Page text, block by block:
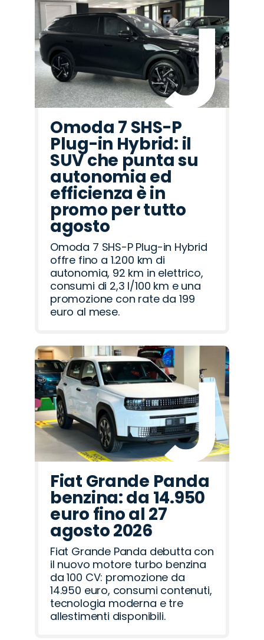
Omoda 7 SHS-P
Plug-in Hybrid: il
SUV che punta su
autonomia ed
efficienza è in
promo per tutto
agosto
Omoda 7 SHS-P Plug-in Hybrid
offre fino a 1.200 km di
autonomia, 92 km in elettrico,
consumi di 2,3 l/100 km e una
promozione con rate da 199
euro al mese.
Fiat Grande Panda
benzina: da 14.950
euro fino al 27
agosto 2026
Fiat Grande Panda debutta con
il nuovo motore turbo benzina
da 100 CV: promozione da
14.950 euro, consumi contenuti,
tecnologia moderna e tre
allestimenti disponibili.